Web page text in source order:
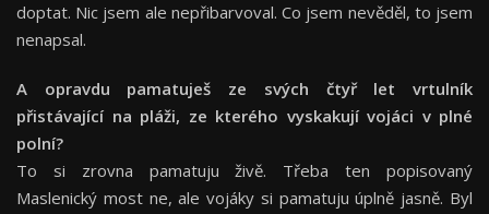
doptat. Nic jsem ale nepřibarvoval. Co jsem nevěděl, to jsem
nenapsal.
A opravdu pamatuješ ze svých čtyř let vrtulník
přistávající na pláži, ze kterého vyskakují vojáci v plné
polní?
To si zrovna pamatuju živě. Třeba ten popisovaný
Maslenický most ne, ale vojáky si pamatuju úplně jasně. Byl